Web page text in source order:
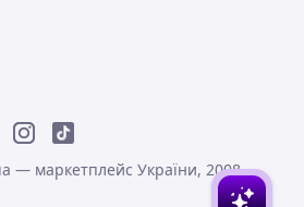
— маркетплейс України, 2008-